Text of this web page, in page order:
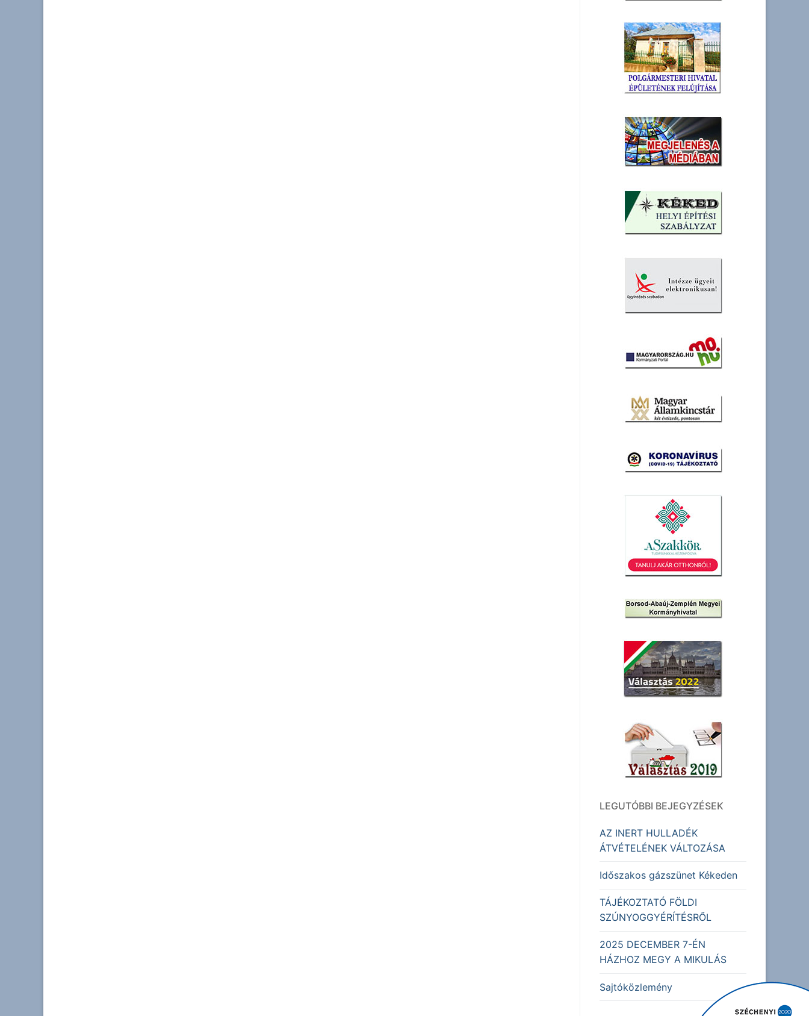
LEGUTÓBBI BEJEGYZÉSEK
AZ INERT HULLADÉK
ÁTVÉTELÉNEK VÁLTOZÁSA
Időszakos gázszünet Kékeden
TÁJÉKOZTATÓ FÖLDI
SZÚNYOGGYÉRÍTÉSRŐL
2025 DECEMBER 7-ÉN
HÁZHOZ MEGY A MIKULÁS
Sajtóközlemény